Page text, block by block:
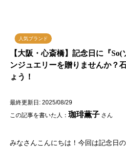
人気ブランド
【大阪・心斎橋】記念日に『
ンジュエリーを贈りませんか？
ょう！
最終更新日: 2025/08/29
この記事を書いた人： 珈琲薫子 さん
みなさんこんにちは！今回は記念日